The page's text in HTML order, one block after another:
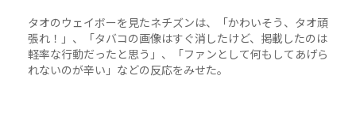
タオのウェイボーを見たネチズンは、「かわいそう、タオ頑
張れ！」、「タバコの画像はすぐ消したけど、掲載したのは
軽率な行動だったと思う」、「ファンとして何もしてあげら
れないのが辛い」などの反応をみせた。